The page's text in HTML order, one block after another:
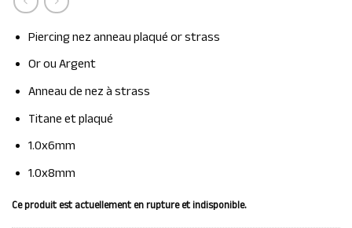
Piercing nez anneau plaqué or strass
Or ou Argent
Anneau de nez à strass
Titane et plaqué
1.0x6mm
1.0x8mm
Ce produit est actuellement en rupture et indisponible.